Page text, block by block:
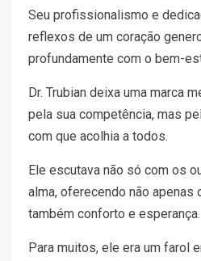
Seu profissionalismo e
reflexos de um coração
profundamente com o bem-
Dr. Trubian deixa uma marca
pela sua competência, mas
com que acolhia a todos.
Ele escutava não só com os
alma, oferecendo não apenas
também conforto e esperança.
Para muitos, ele era um farol